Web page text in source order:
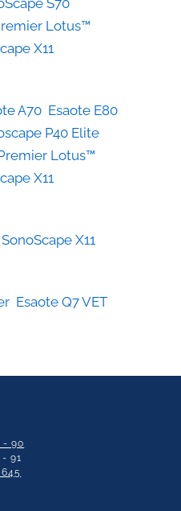
S70
Lotus™
X11
A70 Esaote E80
P40 Elite
Lotus™
X11
SonoScape X11
Esaote Q7 VET
- 90
91